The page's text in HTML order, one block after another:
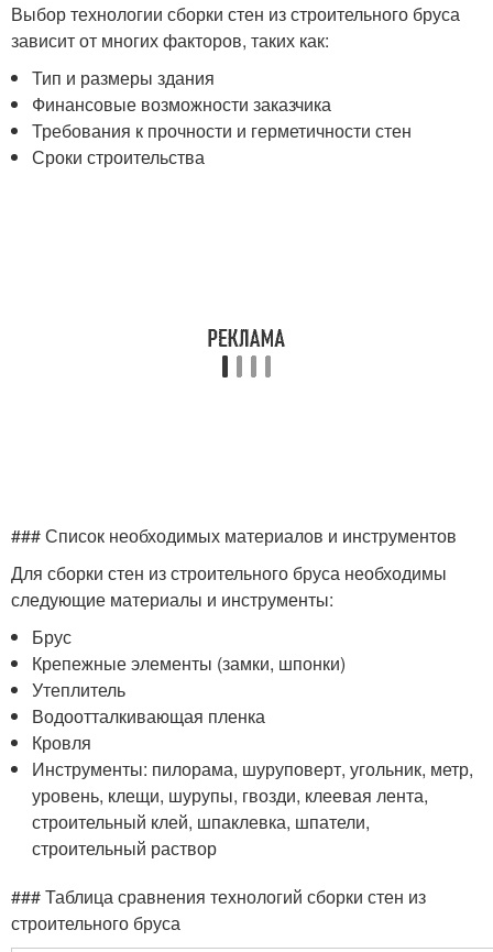
Выбор технологии сборки стен из строительного бруса
зависит от многих факторов, таких как:
Тип и размеры здания
Финансовые возможности заказчика
Требования к прочности и герметичности стен
Сроки строительства
### Список необходимых материалов и инструментов
Для сборки стен из строительного бруса необходимы
следующие материалы и инструменты:
Брус
Крепежные элементы (замки, шпонки)
Утеплитель
Водоотталкивающая пленка
Кровля
Инструменты: пилорама, шуруповерт, угольник, метр,
уровень, клещи, шурупы, гвозди, клеевая лента,
строительный клей, шпаклевка, шпатели,
строительный раствор
### Таблица сравнения технологий сборки стен из
строительного бруса